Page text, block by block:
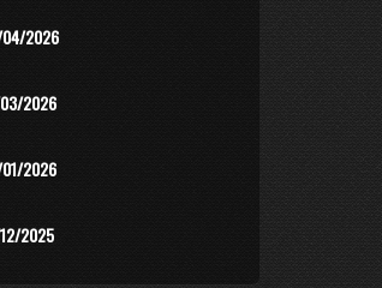
04/2026
03/2026
01/2026
12/2025